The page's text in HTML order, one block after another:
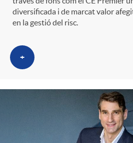
diversificada i de marcat valor
en la gestió del risc.
+